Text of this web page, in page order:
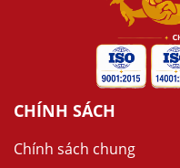
CHÍNH SÁCH
Chính sách chung